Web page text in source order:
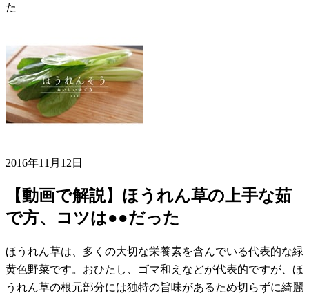
た
2016年11月12日
【動画で解説】ほうれん草の上手な茹
で方、コツは●●だった
ほうれん草は、多くの大切な栄養素を含んでいる代表的な緑
黄色野菜です。おひたし、ゴマ和えなどが代表的ですが、ほ
うれん草の根元部分には独特の旨味があるため切らずに綺麗